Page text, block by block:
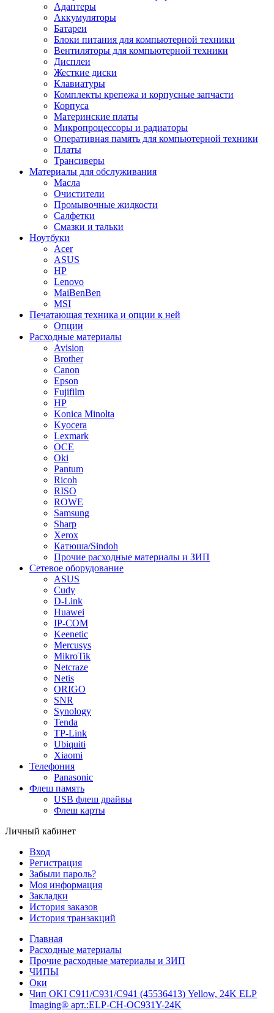
Адаптеры
Аккумуляторы
Батареи
Блоки питания для компьютерной техники
Вентиляторы для компьютерной техники
Дисплеи
Жесткие диски
Клавиатуры
Комплекты крепежа и корпусные запчасти
Корпуса
Материнские платы
Микропроцессоры и радиаторы
Оперативная память для компьютерной техники
Платы
Трансиверы
Материалы для обслуживания
Масла
Очистители
Промывочные жидкости
Салфетки
Смазки и тальки
Ноутбуки
Acer
ASUS
HP
Lenovo
MaiBenBen
MSI
Печатающая техника и опции к ней
Опции
Расходные материалы
Avision
Brother
Canon
Epson
Fujifilm
HP
Konica Minolta
Kyocera
Lexmark
OCE
Oki
Pantum
Ricoh
RISO
ROWE
Samsung
Sharp
Xerox
Катюша/Sindoh
Прочие расходные материалы и ЗИП
Сетевое оборудование
ASUS
Cudy
D-Link
Huawei
IP-COM
Keenetic
Mercusys
MikroTik
Netcraze
Netis
ORIGO
SNR
Synology
Tenda
TP-Link
Ubiquiti
Xiaomi
Телефония
Panasonic
Флеш память
USB флеш драйвы
Флеш карты
Личный кабинет
Вход
Регистрация
Забыли пароль?
Моя информация
Закладки
История заказов
История транзакций
Главная
Расходные материалы
Прочие расходные материалы и ЗИП
ЧИПЫ
Оки
Чип OKI C911/С931/С941 (45536413) Yellow, 24K ELP
Imaging® арт.:ELP-CH-OC931Y-24K